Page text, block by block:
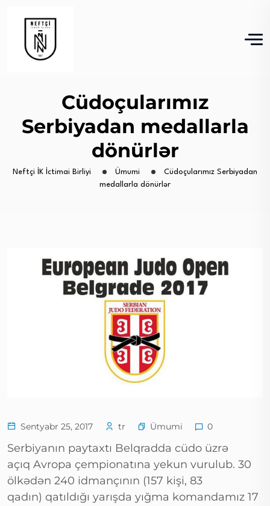
Cüdoçularımız
Serbiyadan medallarla
dönürlər
Neftçi İK İctimai Birliyi Ümumi
Cüdoçularımız Serbiyadan
medallarla dönürlər
Sentyabr 25, 2017 tr Ümumi 0
Serbiyanın paytaxtı Belqradda cüdo üzrə
açıq Avropa çempionatına yekun vurulub. 30
ölkədən 240 idmançının (157 kişi, 83
qadın) qatıldığı yarışda yığma komandamız 17